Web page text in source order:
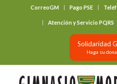
CorreoGM Pago PSE
Atención y Servicio PQRS
Solidaridad
Haga su